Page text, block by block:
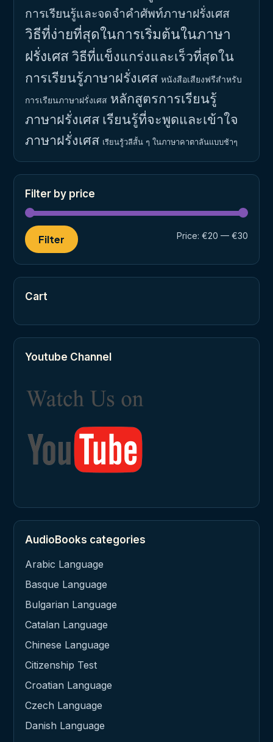
การเรียนรู้และจดจำคำศัพท์ภาษาฝรั่งเศส
วิธีที่ง่ายที่สุดในการเริ่มต้นในภาษา
ฝรั่งเศสวิธีที่แข็งแกร่งและเร็วที่สุดใน
การเรียนรู้ภาษาฝรั่งเศส หนังสือเสียงฟรีสำหรับ
การเรียนภาษาฝรั่งเศส หลักสูตรการเรียนรู้
ภาษาฝรั่งเศส เรียนรู้ที่จะพูดและเข้าใจ
ภาษาฝรั่งเศส เรียนรู้วลีสั้น ๆ ในภาษาคาตาลันแบบช้าๆ
Filter by price
Filter Price: €20 — €30
Cart
Youtube Channel
AudioBooks categories
Arabic Language
Basque Language
Bulgarian Language
Catalan Language
Chinese Language
Citizenship Test
Croatian Language
Czech Language
Danish Language